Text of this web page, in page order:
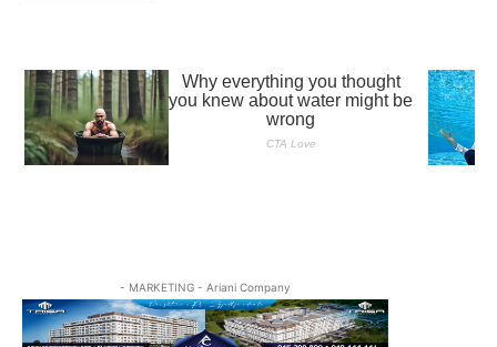
- MARKETING - Ariani Company